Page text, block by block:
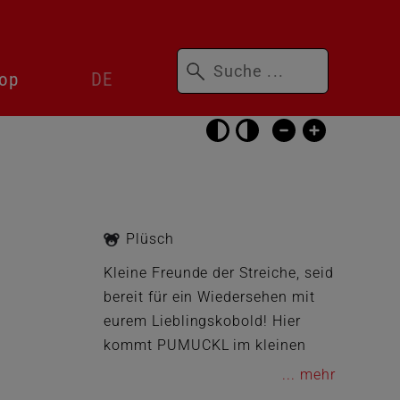
Barrierefrei-
Einstellungen
überspringen
überspringen
DE
Suchbegriffe
Plüsch
Kleine Freunde der Streiche, seid
bereit für ein Wiedersehen mit
eurem Lieblingskobold! Hier
kommt PUMUCKL im kleinen
Format, für große und kleine